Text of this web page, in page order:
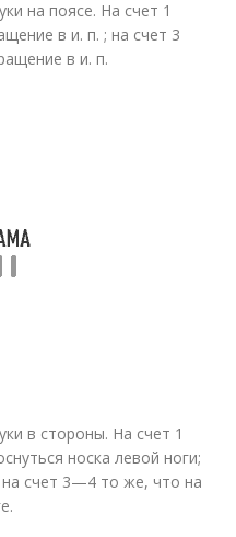
на поясе. На счет 1
в и. п. ; на счет 3
в и. п.
в стороны. На счет 1
носка левой ноги;
на счет 3—4 то же, что на